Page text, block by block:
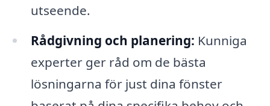
utseende.
Rådgivning och planering: Kunniga
experter ger råd om de bästa
lösningarna för just dina fönster